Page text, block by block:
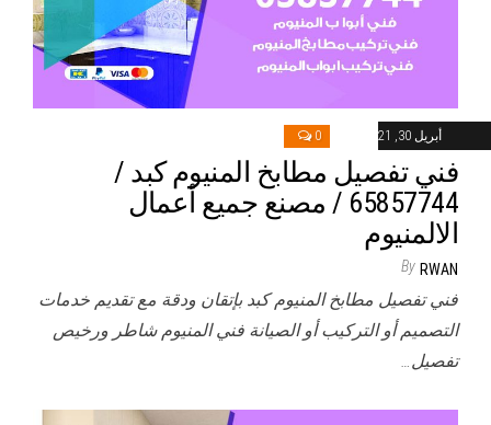
أبريل 30, 2021 0
فني تفصيل مطابخ المنيوم كبد /
65857744 / مصنع جميع أعمال
الالمنيوم
By RWAN
فني تفصيل مطابخ المنيوم كبد بإتقان ودقة مع تقديم خدمات
التصميم أو التركيب أو الصيانة فني المنيوم شاطر ورخيص
تفصيل…